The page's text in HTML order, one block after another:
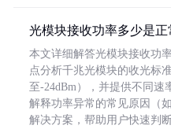
光模块接收功率多少是正
本文详细解答光模块接收功
点分析千兆光模块的收光标
至-24dBm），并提供不同
解释功率异常的常见原因（
解决方案，帮助用户快速判